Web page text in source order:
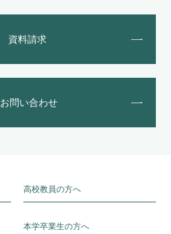
資料請求
お問い合わせ
高校教員の方へ
本学卒業生の方へ